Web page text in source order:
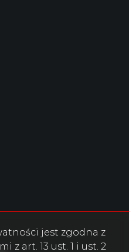
jest zgodna z
z art. 13 ust. 1 i ust. 2